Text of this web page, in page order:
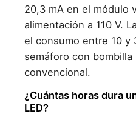
20,3 mA en el módulo
alimentación a 110 V.
el consumo entre 10 y
semáforo con
convencional.
¿Cuántas horas dura
LED?